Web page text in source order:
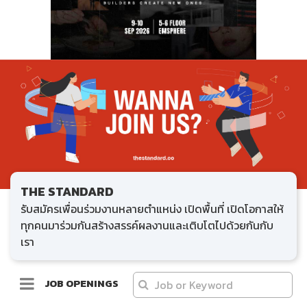
THE STANDARD
รับสมัครเพื่อนร่วมงานหลายตำแหน่ง เปิดพื้นที่ เปิดโอกาสให้
ทุกคนมาร่วมกันสร้างสรรค์ผลงานและเติบโตไปด้วยกันกับ
เรา
JOB OPENINGS